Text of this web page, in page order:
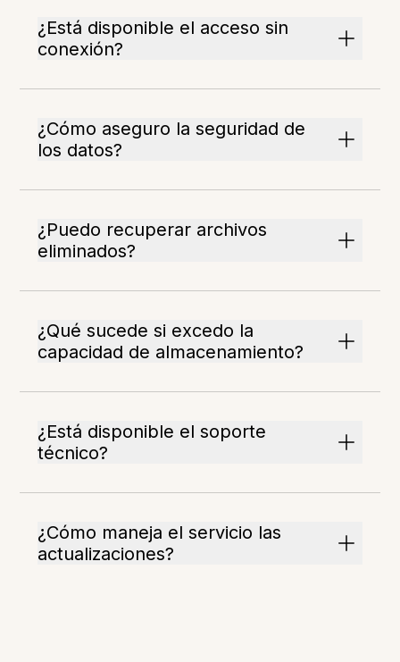
¿Está disponible el acceso sin
conexión?
¿Cómo aseguro la seguridad de
los datos?
¿Puedo recuperar archivos
eliminados?
¿Qué sucede si excedo la
capacidad de almacenamiento?
¿Está disponible el soporte
técnico?
¿Cómo maneja el servicio las
actualizaciones?